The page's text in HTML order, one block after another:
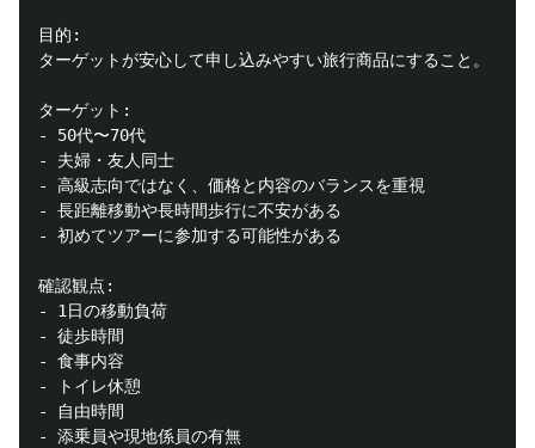
目的:
ターゲットが安心して申し込みやすい旅行商品にすること。
ターゲット:
- 50代〜70代
- 夫婦・友人同士
- 高級志向ではなく、価格と内容のバランスを重視
- 長距離移動や長時間歩行に不安がある
- 初めてツアーに参加する可能性がある
確認観点:
- 1日の移動負荷
- 徒歩時間
- 食事内容
- トイレ休憩
- 自由時間
- 添乗員や現地係員の有無